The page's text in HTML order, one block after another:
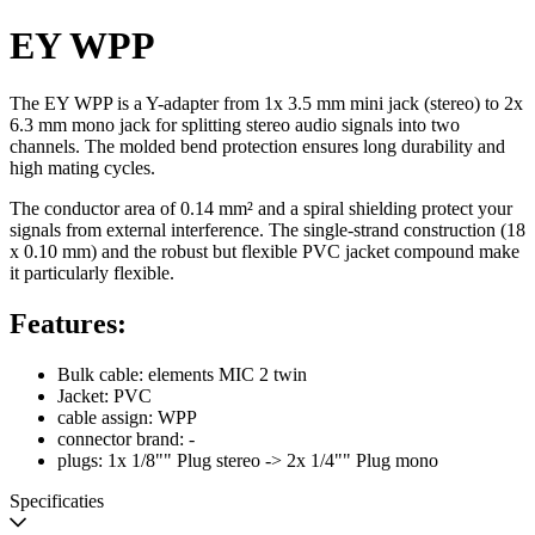
EY WPP
The EY WPP is a Y-adapter from 1x 3.5 mm mini jack (stereo) to 2x
6.3 mm mono jack for splitting stereo audio signals into two
channels. The molded bend protection ensures long durability and
high mating cycles.
The conductor area of 0.14 mm² and a spiral shielding protect your
signals from external interference. The single-strand construction (18
x 0.10 mm) and the robust but flexible PVC jacket compound make
it particularly flexible.
Features:
Bulk cable: elements MIC 2 twin
Jacket: PVC
cable assign: WPP
connector brand: -
plugs: 1x 1/8"" Plug stereo -> 2x 1/4"" Plug mono
Specificaties